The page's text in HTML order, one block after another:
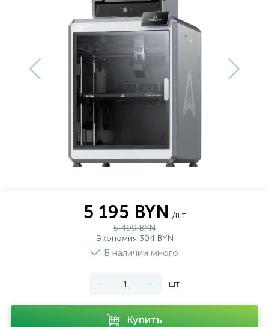
5 195 BYN /шт
5 499 BYN
Экономия 304 BYN
В наличии много
- + шт
Купить